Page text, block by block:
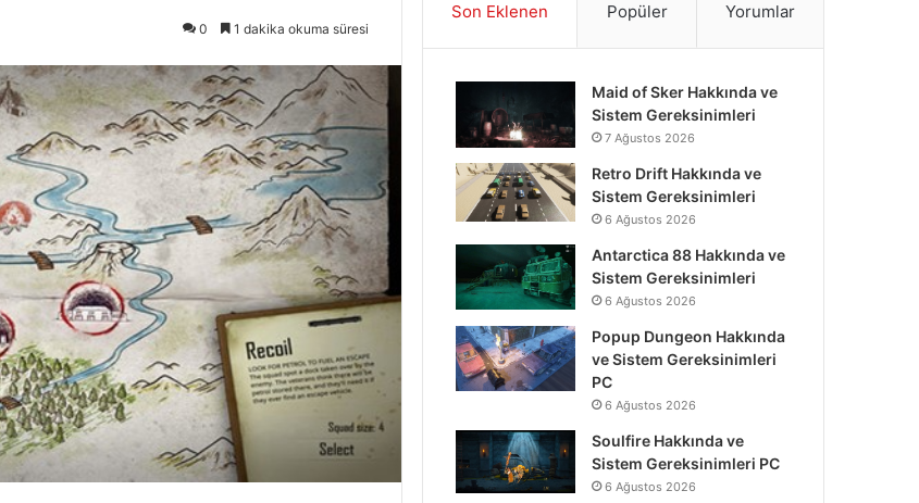
0 1 dakika okuma süresi
Son Eklenen Popüler Yorumlar
Maid of Sker Hakkında ve
Sistem Gereksinimleri
7 Ağustos 2026
Retro Drift Hakkında ve
Sistem Gereksinimleri
6 Ağustos 2026
Antarctica 88 Hakkında ve
Sistem Gereksinimleri
6 Ağustos 2026
Popup Dungeon Hakkında
ve Sistem Gereksinimleri
PC
6 Ağustos 2026
Soulfire Hakkında ve
Sistem Gereksinimleri PC
6 Ağustos 2026